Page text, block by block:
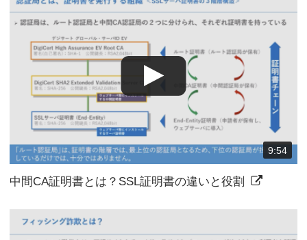
中間CA証明書とは？SSL証明書の違いと役割
9:54